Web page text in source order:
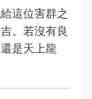
這位害群之
。若沒有良
是天上龍